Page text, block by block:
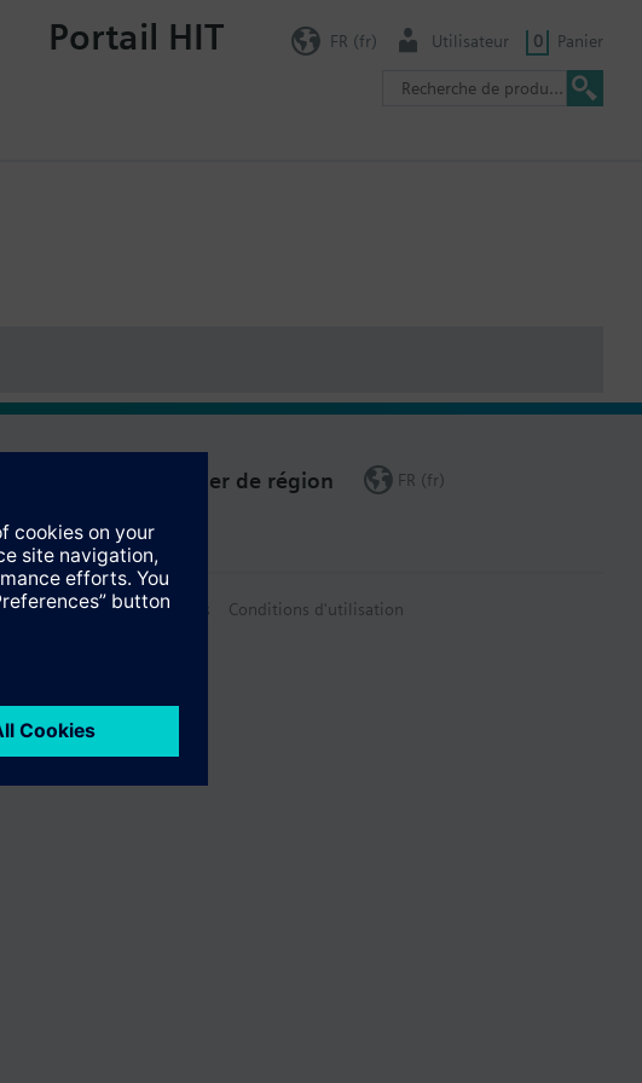
Portail HIT FR (fr) Utilisateur 0 Panier
Changer de région FR (fr)
| Protection des données Conditions d'utilisation